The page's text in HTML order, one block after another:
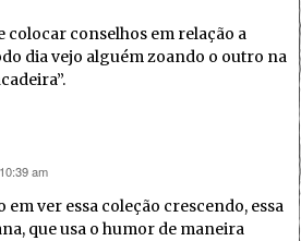
colocar conselhos em relação a
dia vejo alguém zoando o outro na
am
em ver essa coleção crescendo, essa
que usa o humor de maneira